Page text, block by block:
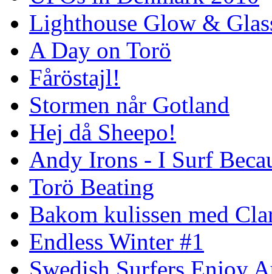
Lighthouse Glow &
A Day on Torö
Fåröstajl!
Stormen når Gotland
Hej då Sheepo!
Andy Irons - I Surf
Torö Beating
Bakom kulissen med
Endless Winter #1
Swedish Surfers Enjoy